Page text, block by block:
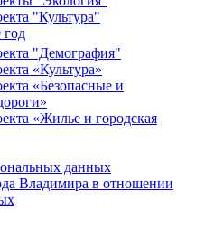
"Культура"
"Демография"
«Культура»
«Безопасные и
«Жилье и городская
данных
Владимира в отношении